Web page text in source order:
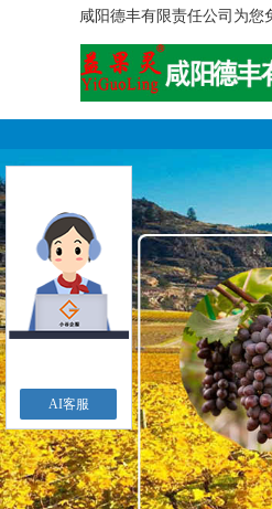
咸阳德丰有限责任公司为您
AI客服